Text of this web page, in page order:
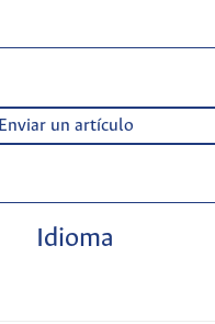
Enviar un artículo
Idioma